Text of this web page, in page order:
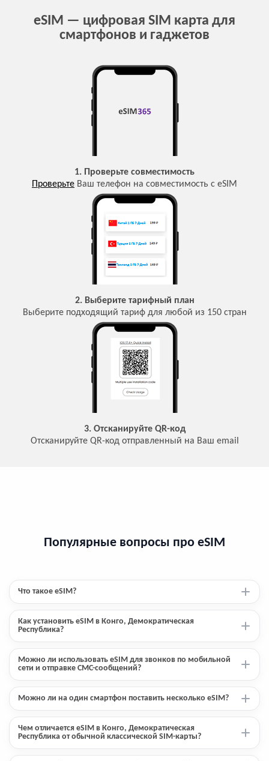
eSIM — цифровая SIM карта для
смартфонов и гаджетов
1. Проверьте совместимость
Проверьте Ваш телефон на совместимость с eSIM
2. Выберите тарифный план
Выберите подходящий тариф для любой из 150 стран
3. Отсканируйте QR-код
Отсканируйте QR-код отправленный на Ваш email
Популярные вопросы про eSIM
Что такое eSIM?
Как установить eSIM в Конго, Демократическая
Республика?
Можно ли использовать eSIM для звонков по мобильной
сети и отправке СМС-сообщений?
Можно ли на один смартфон поставить несколько eSIM?
Чем отличается eSIM в Конго, Демократическая
Республика от обычной классической SIM-карты?